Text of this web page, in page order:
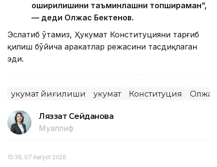
оширилишини таъминлашни топшираман”,
— деди Олжас Бектенов.
Эслатиб ўтамиз, Ҳукумат Конституцияни тарғиб
қилиш бўйича ҳаракатлар режасини тасдиқлаган
эди.
Ҳукумат йиғилиши Ҳукумат Конституция Олжас
Ляззат Сейданова
Муаллиф
15:38, 07 Август 2026